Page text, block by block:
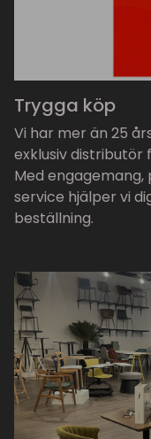
Trygga köp
Vi har mer än 25
exklusiv distributör
Med
service hjälper vi
beställning.